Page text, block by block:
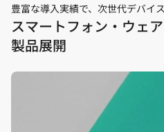
豊富な導入実績で、次世代デバイ
スマートフォン・ウェ
製品展開